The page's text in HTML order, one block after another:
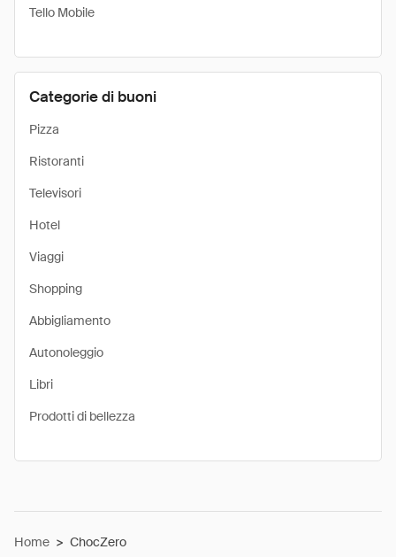
Tello Mobile
Categorie di buoni
Pizza
Ristoranti
Televisori
Hotel
Viaggi
Shopping
Abbigliamento
Autonoleggio
Libri
Prodotti di bellezza
Home > ChocZero